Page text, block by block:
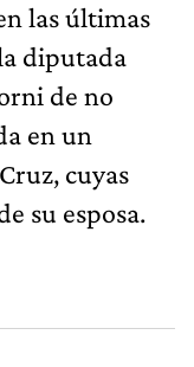
las últimas
diputada
de no
en un
cuyas
su esposa.